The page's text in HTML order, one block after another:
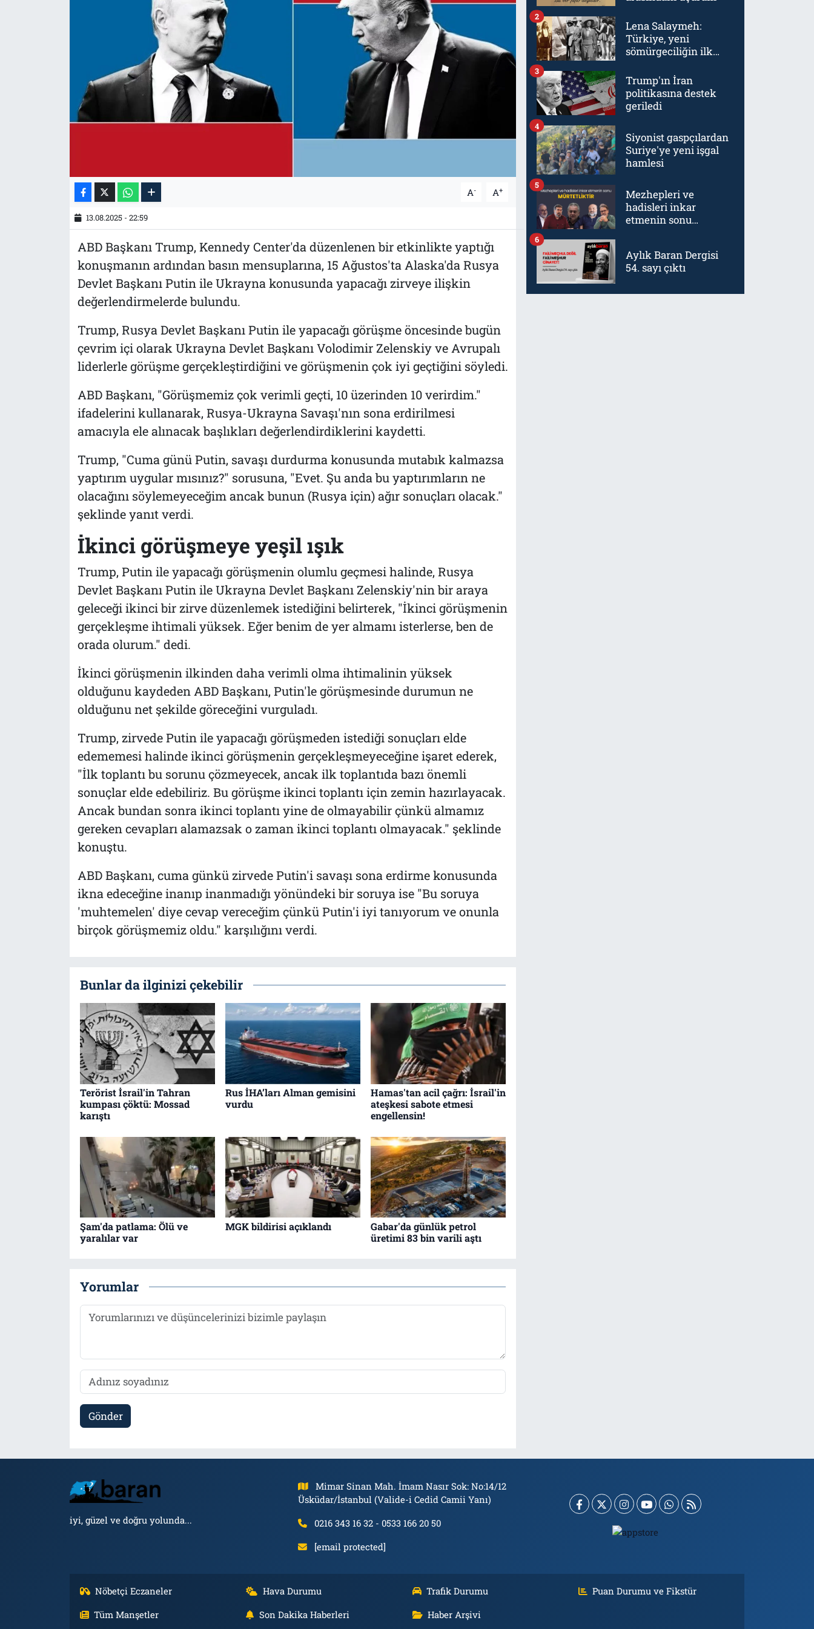
A- A+
13.08.2025 - 22:59
ABD Başkanı Trump, Kennedy Center'da düzenlenen bir etkinlikte yaptığı
konuşmanın ardından basın mensuplarına, 15 Ağustos'ta Alaska'da Rusya
Devlet Başkanı Putin ile Ukrayna konusunda yapacağı zirveye ilişkin
değerlendirmelerde bulundu.
Trump, Rusya Devlet Başkanı Putin ile yapacağı görüşme öncesinde bugün
çevrim içi olarak Ukrayna Devlet Başkanı Volodimir Zelenskiy ve Avrupalı
liderlerle görüşme gerçekleştirdiğini ve görüşmenin çok iyi geçtiğini söyledi.
ABD Başkanı, "Görüşmemiz çok verimli geçti, 10 üzerinden 10 verirdim."
ifadelerini kullanarak, Rusya-Ukrayna Savaşı'nın sona erdirilmesi
amacıyla ele alınacak başlıkları değerlendirdiklerini kaydetti.
Trump, "Cuma günü Putin, savaşı durdurma konusunda mutabık kalmazsa
yaptırım uygular mısınız?" sorusuna, "Evet. Şu anda bu yaptırımların ne
olacağını söylemeyeceğim ancak bunun (Rusya için) ağır sonuçları olacak."
şeklinde yanıt verdi.
İkinci görüşmeye yeşil ışık
Trump, Putin ile yapacağı görüşmenin olumlu geçmesi halinde, Rusya
Devlet Başkanı Putin ile Ukrayna Devlet Başkanı Zelenskiy'nin bir araya
geleceği ikinci bir zirve düzenlemek istediğini belirterek, "İkinci görüşmenin
gerçekleşme ihtimali yüksek. Eğer benim de yer almamı isterlerse, ben de
orada olurum." dedi.
İkinci görüşmenin ilkinden daha verimli olma ihtimalinin yüksek
olduğunu kaydeden ABD Başkanı, Putin'le görüşmesinde durumun ne
olduğunu net şekilde göreceğini vurguladı.
Trump, zirvede Putin ile yapacağı görüşmeden istediği sonuçları elde
edememesi halinde ikinci görüşmenin gerçekleşmeyeceğine işaret ederek,
"İlk toplantı bu sorunu çözmeyecek, ancak ilk toplantıda bazı önemli
sonuçlar elde edebiliriz. Bu görüşme ikinci toplantı için zemin hazırlayacak.
Ancak bundan sonra ikinci toplantı yine de olmayabilir çünkü almamız
gereken cevapları alamazsak o zaman ikinci toplantı olmayacak." şeklinde
konuştu.
ABD Başkanı, cuma günkü zirvede Putin'i savaşı sona erdirme konusunda
ikna edeceğine inanıp inanmadığı yönündeki bir soruya ise "Bu soruya
'muhtemelen' diye cevap vereceğim çünkü Putin'i iyi tanıyorum ve onunla
birçok görüşmemiz oldu." karşılığını verdi.
Bunlar da ilginizi çekebilir
Terörist İsrail'in Tahran
kumpası çöktü: Mossad
karıştı
Rus İHA’ları Alman gemisini
vurdu
Hamas'tan acil çağrı: İsrail'in
ateşkesi sabote etmesi
engellensin!
Şam'da patlama: Ölü ve
yaralılar var
MGK bildirisi açıklandı
Gabar'da günlük petrol
üretimi 83 bin varili aştı
Yorumlar
Gönder
Lena Salaymeh:
Türkiye, yeni
sömürgeciliğin ilk
2
Trump'ın İran
politikasına destek
geriledi
3
Siyonist gaspçılardan
Suriye'ye yeni işgal
hamlesi
4
Mezhepleri ve
hadisleri inkar
etmenin sonu
5
Aylık Baran Dergisi
54. sayı çıktı
6
iyi, güzel ve doğru yolunda...
Mimar Sinan Mah. İmam Nasır Sok: No:14/12
Üsküdar/İstanbul (Valide-i Cedid Camii Yanı)
0216 343 16 32 - 0533 166 20 50
[email protected]
Nöbetçi Eczaneler Hava Durumu Trafik Durumu
Puan Durumu ve Fikstür
Tüm Manşetler
Son Dakika Haberleri Haber Arşivi